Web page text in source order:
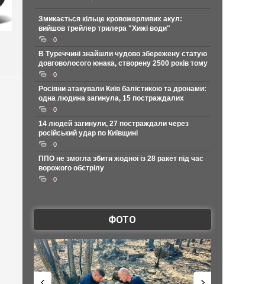
Змикається кільце кровожерливих акул:
вийшов трейлер трилера "Хижі води"
0
В Туреччині знайшли чудово збережену статую
довговолосого юнака, створену 2500 років тому
0
Росіяни атакували Київ балістикою та дронами:
одна людина загинула, 15 постраждалих
0
14 людей загинули, 27 постраждали через
російський удар по Київщині
0
ППО не змогла збити жодної із 28 ракет під час
ворожого обстрілу
0
ФОТО